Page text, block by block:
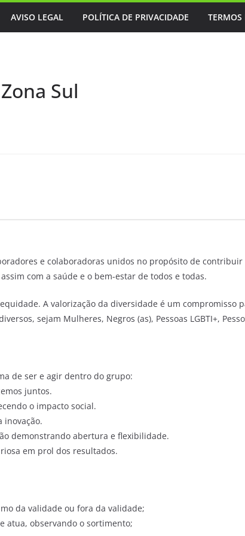
AVISO LEGAL POLÍTICA DE PRIVACIDADE TERMOS
Sul
e colaboradoras unidos no propósito de
com a saúde e o bem-estar de todos e todas.
A valorização da diversidade é um compromisso
sejam Mulheres, Negros (as), Pessoas LGBTI+,
de ser e agir dentro do grupo:
juntos.
o impacto social.
inovação.
demonstrando abertura e flexibilidade.
em prol dos resultados.
da validade ou fora da validade;
atua, observando o sortimento;